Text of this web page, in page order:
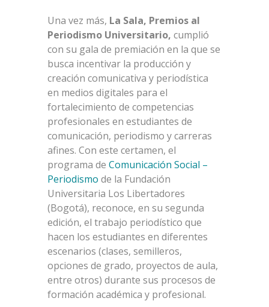
Una vez más, La Sala, Premios al
Periodismo Universitario, cumplió
con su gala de premiación en la que se
busca incentivar la producción y
creación comunicativa y periodística
en medios digitales para el
fortalecimiento de competencias
profesionales en estudiantes de
comunicación, periodismo y carreras
afines. Con este certamen, el
programa de Comunicación Social –
Periodismo de la Fundación
Universitaria Los Libertadores
(Bogotá), reconoce, en su segunda
edición, el trabajo periodístico que
hacen los estudiantes en diferentes
escenarios (clases, semilleros,
opciones de grado, proyectos de aula,
entre otros) durante sus procesos de
formación académica y profesional.